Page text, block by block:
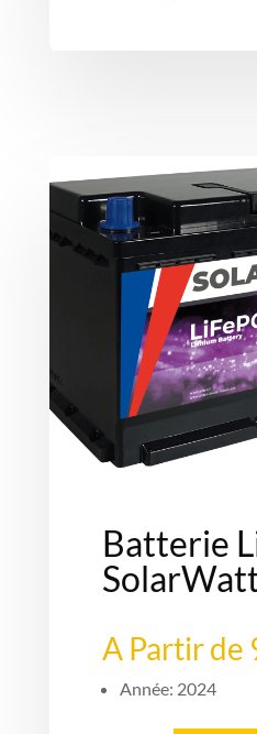
Batterie
A Partir de
Année: 2024